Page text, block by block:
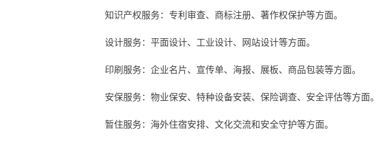
知识产权服务：专利审查、商标注册、著作权保护等方面。
设计服务：平面设计、工业设计、网站设计等方面。
印刷服务：企业名片、宣传单、海报、展板、商品包装等方面。
安保服务：物业保安、特种设备安装、保险调查、安全评估等方面。
暂住服务：海外住宿安排、文化交流和安全守护等方面。